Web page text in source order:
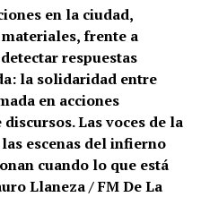
en la ciudad,
frente a
respuestas
la solidaridad entre
en acciones
Las voces de la
escenas del infierno
cuando lo que está
Llaneza / FM De La